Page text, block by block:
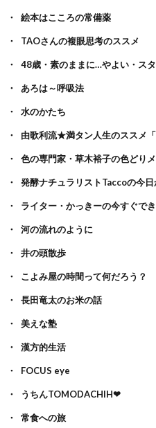
絵本はこころの常備薬
TAOさんの複眼思考のススメ
48歳・素のままに…やよい・ス
あろは～呼吸法
水のかたち
由歌利流★満タン人生のススメ「
色の専門家・草木裕子の色どり
発酵ナチュラリストTaccoの今
ライター・かっきーの今すぐで
河の流れのように
井の頭散歩
こよみ屋の時間って何だろう？
長田竜太のお米の話
美えな塾
漢方的生活
FOCUS eye
うちんTOMODACHIH❤
常食への旅